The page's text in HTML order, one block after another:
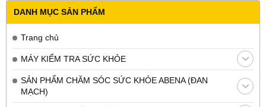
DANH MỤC SẢN PHẨM
Trang chủ
MÁY KIỂM TRA SỨC KHỎE
SẢN PHẨM CHĂM SÓC SỨC KHỎE ABENA (ĐAN
MẠCH)